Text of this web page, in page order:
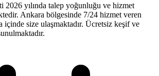
2026 yılında talep yoğunluğu ve hizmet
Ankara bölgesinde 7/24 hizmet veren
size ulaşmaktadır. Ücretsiz keşif ve